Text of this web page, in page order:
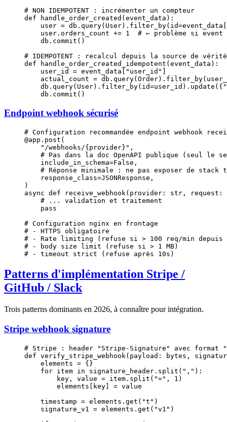
# NON IDEMPOTENT : incrémenter un compteur
def handle_order_created (event_data):
    user
= db.query(User).filter_by( id=event_data[
    user.orders_count
+= 1
# ← problème si event
    db.commit()
# IDEMPOTENT : recalcul depuis la source de vérité
def handle_order_created_idempotent (event_data):
    user_id
= event_data[ "user_id"
    actual_count
= db.query(Order).filter_by(
    db.query(User).filter_by(
id=user_id).update({
    db.commit()
Endpoint webhook sécurisé
# Configuration recommandée endpoint webhook
@app.post (
    "/webhooks/
{provider} " ,
# Pas dans la doc OpenAPI publique (seul le
    include_in_schema
=False ,
# Réponse minimale : ne pas exposer de stack
    response_class
=JSONResponse,
)
async def receive_webhook (provider: str , request:
    # ... validation et traitement
    pass
# Configuration nginx en frontage
# - HTTPS obligatoire
# - Rate limiting (refuse si > 100 req/min depuis
# - body size limit (refuse si > 1 MB)
# - timeout strict (refuse après 10s)
Patterns d'implémentation Stripe /
GitHub / Slack
Trois patterns dominants en 2026, à connaître pour intégration.
Stripe webhook signature
# Stripe : header "Stripe-Signature" avec format
def verify_stripe_webhook (payload: bytes ,
    elements
= {}
    for
item in signature_header.split( "," ):
        key, value
= item.split( "=" , 1 )
        elements[key]
= value
    timestamp
= elements.get( "t" )
    signature_v1
= elements.get( "v1" )